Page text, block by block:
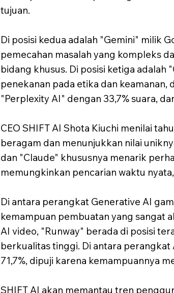
tujuan.
Di posisi kedua adalah "Gemini" milik
pemecahan masalah yang kompleks
bidang khusus. Di posisi ketiga adalah
penekanan pada etika dan keamanan,
"Perplexity AI" dengan 33,7% suara,
CEO SHIFT AI Shota Kiuchi menilai
beragam dan menunjukkan nilai
dan "Claude" khususnya menarik
memungkinkan pencarian waktu
Di antara perangkat Generative AI
kemampuan pembuatan yang sangat
AI video, "Runway" berada di posisi
berkualitas tinggi. Di antara
71,7%, dipuji karena kemampuannya
SHIFT AI akan memantau tren